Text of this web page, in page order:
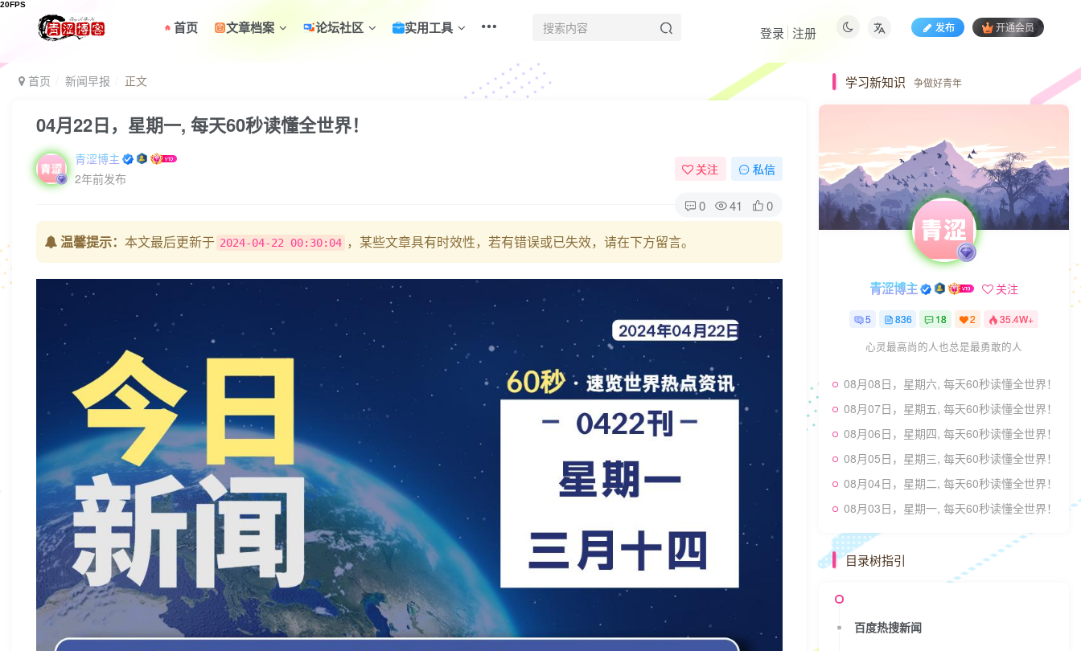
首页 文章档案 论坛社区 实用工具 发布 开通会员
登录 注册
首页 新闻早报 正文
04月22日，星期一, 每天60秒读懂全世界！
青涩博主
2年前发布
关注 私信
0 41 0
温馨提示： 本文最后更新于 2024-04-22 00:30:04 ，某些文章具有时效性，若有错误或已失效，请在下方留言。
学习新知识 争做好青年
青涩博主 关注
5 836 18 2 35.4W+
心灵最高尚的人也总是最勇敢的人
08月08日，星期六, 每天60秒读懂全世界！
08月07日，星期五, 每天60秒读懂全世界！
08月06日，星期四, 每天60秒读懂全世界！
08月05日，星期三, 每天60秒读懂全世界！
08月04日，星期二, 每天60秒读懂全世界！
08月03日，星期一, 每天60秒读懂全世界！
目录树指引
百度热搜新闻